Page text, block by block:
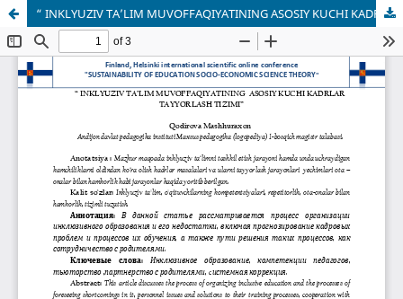
“ INKLYUZIV TA’LIM MUVOFFAQIYATINING ASOSIY KUCHI KADRLAR TAYYORLASH TIZIMI”